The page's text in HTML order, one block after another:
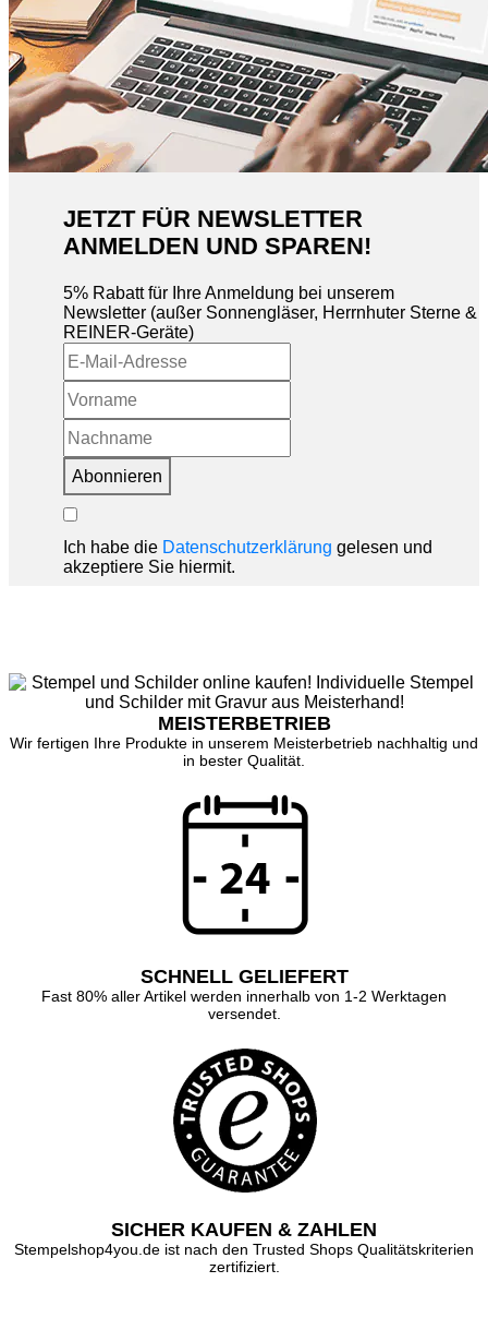
JETZT FÜR NEWSLETTER
ANMELDEN UND SPAREN!
5% Rabatt für Ihre Anmeldung bei unserem
Newsletter (außer Sonnengläser, Herrnhuter Sterne &
REINER-Geräte)
Abonnieren
Ich habe die Datenschutzerklärung gelesen und
akzeptiere Sie hiermit.
MEISTERBETRIEB
Wir fertigen Ihre Produkte in unserem Meisterbetrieb nachhaltig und
in bester Qualität.
SCHNELL GELIEFERT
Fast 80% aller Artikel werden innerhalb von 1-2 Werktagen
versendet.
SICHER KAUFEN & ZAHLEN
Stempelshop4you.de ist nach den Trusted Shops Qualitätskriterien
zertifiziert.